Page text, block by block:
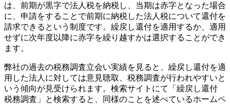
は、前期が黒字で法人税を納税し、当期は赤字となった場合
に、申請をすることで前期に納税した法人税について還付を
請求できるという制度です。繰戻し還付を適用するか、適用
せずに次年度以降に赤字を繰り越すかは選択することができ
ます。
弊社の過去の税務調査立会い実績を見ると、繰戻し還付を適
用した法人に対しては意見聴取、税務調査が行われやすいと
いう傾向が見受けられます。検索サイトにて「繰戻し還付
税務調査」と検索すると、同様のことを述べているホームペ